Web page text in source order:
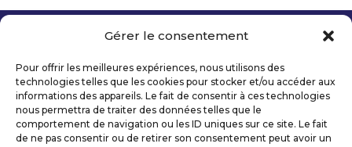
Gérer le consentement
Pour offrir les meilleures expériences, nous utilisons des
technologies telles que les cookies pour stocker et/ou accéder aux
informations des appareils. Le fait de consentir à ces technologies
nous permettra de traiter des données telles que le
comportement de navigation ou les ID uniques sur ce site. Le fait
de ne pas consentir ou de retirer son consentement peut avoir un
Mentions légales
Politique de confidentialité
Déclaration d’accessibilité numérique